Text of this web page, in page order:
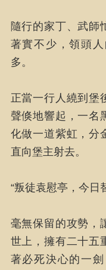
隨行的家丁、武師
著實不少，領頭
多。
正當一行人繞到堡
聲倏地響起，一名
化做一道紫虹，分
直向堡主射去。
“叛徒袁慰亭，今日
毫無保留的攻勢，
世上，擁有二十五
著必死決心的一